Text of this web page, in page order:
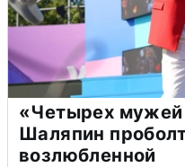
«Четырех мужей
Шаляпин
возлюбленной